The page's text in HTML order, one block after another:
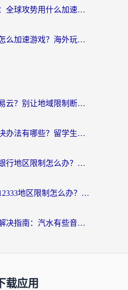
境外玩反恐精英：全球攻势用什么加速器？2026海外玩家亲测实用指南
少女前线在国外怎么加速游戏？海外玩家必看的国服游戏畅玩指南
在国外怎么用网易云？别让地域限制断了你的中文歌单——附听书社交定位解决方案
酷狗海外限制解决办法有哪些？留学生亲测有效的回国加速指南
在菲律宾用邮储银行地区限制怎么办？海外华人必看的回国加速解决方案
在比利时用掌上12333地区限制怎么办？海外华人亲测有效的回国加速方案
海外党日常痛点解决指南：汽水有些音乐在国外无法播放怎么办？
下载应用